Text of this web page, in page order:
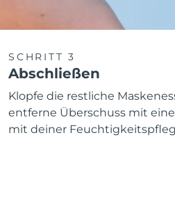
SCHRITT 3
Abschließen
Klopfe die restliche
entferne Überschuss mit
mit deiner